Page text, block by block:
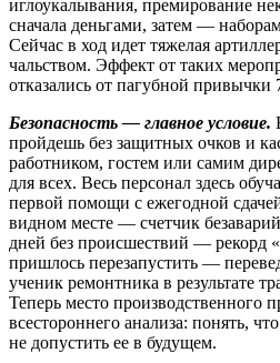
иглоукалывания, премирова­ние
снача­ла деньгами, затем —
Сейчас в ход идет тяжелая
чальством. Эффект от таких
отказались от пагубной привычки
Безопасность — главное условие.
пройдешь без защитных очков и
работником, гостем или самим
для всех. Весь персонал здесь
первой помощи с ежегодной
видном месте — счетчик
дней без происшествий — рекорд
пришлось пе­резапустить —
ученик ремонтника в ре­зультате
Теперь место производственного
всестороннего анализа: понять,
не допустить ее в будущем.